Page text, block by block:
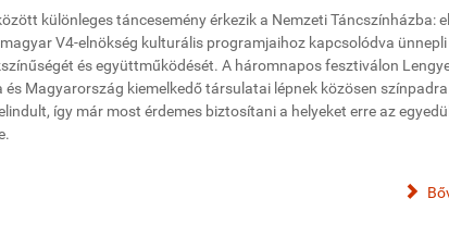
különleges táncesemény érkezik a Nemzeti Táncszínházba:
V4-elnökség kulturális programjaihoz kapcsolódva
és együttműködését. A háromnapos fesztiválon
és Magyarország kiemelkedő társulatai lépnek közösen
így már most érdemes biztosítani a helyeket erre az